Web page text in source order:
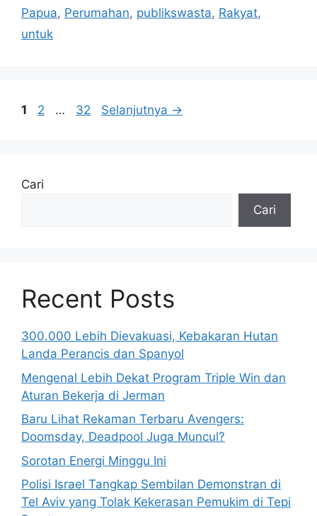
Papua, Perumahan, publikswasta, Rakyat,
untuk
Halaman
1 Halaman
2 … Halaman
32 Selanjutnya →
Cari
Cari
Recent Posts
300.000 Lebih Dievakuasi, Kebakaran Hutan
Landa Perancis dan Spanyol
Mengenal Lebih Dekat Program Triple Win dan
Aturan Bekerja di Jerman
Baru Lihat Rekaman Terbaru Avengers:
Doomsday, Deadpool Juga Muncul?
Sorotan Energi Minggu Ini
Polisi Israel Tangkap Sembilan Demonstran di
Tel Aviv yang Tolak Kekerasan Pemukim di Tepi